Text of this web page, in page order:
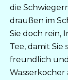
die
draußen im
Sie doch rein,
Tee, damit Sie
freundlich